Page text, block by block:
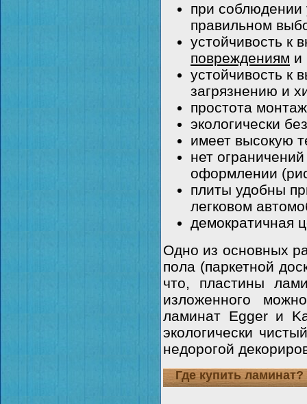
при соблюдении
правильном
устойчивость к
повреждениям и
устойчивость к
загрязнению и
простота
экологически
имеет высокую
нет
оформлении
плиты удобны
легковом
демократичная
Одно из основных
пола (паркетной
что, пластины
изложенного
ламинат Egger и
экологически
недорогой
Где купить ламинат?